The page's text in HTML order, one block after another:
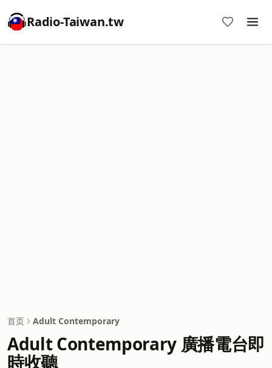
Radio-Taiwan.tw
首页 Adult Contemporary
Adult Contemporary 廣播電台即
時收聽